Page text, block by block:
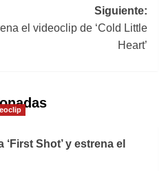
Siguiente:
el videoclip de ‘Cold Little
Heart’
Shot’ y estrena el